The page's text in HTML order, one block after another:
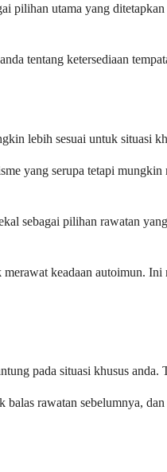
utama yang
tentang ketersediaan
lebih sesuai untuk situasi
yang serupa tetapi
sebagai pilihan rawatan
keadaan autoimun.
pada situasi khusus anda.
rawatan sebelumnya,